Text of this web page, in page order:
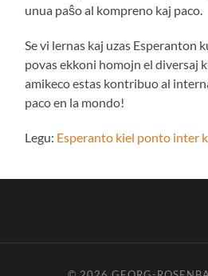
unua paŝo al kompreno kaj paco.
Se vi lernas kaj uzas Esperanton
povas ekkoni homojn el diversaj
amikeco estas kontribuo al
paco en la mondo!
Legu: Esperanto kiel ponto inter